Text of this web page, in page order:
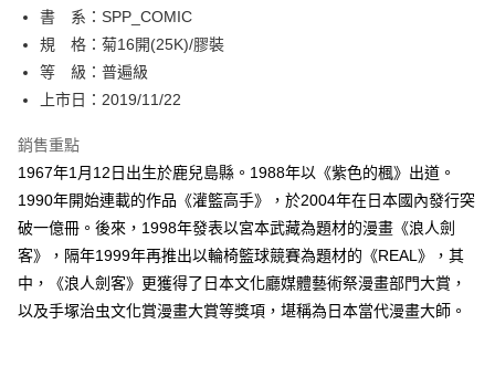
３．安心：先確認商品／服務後，再付款。
【「AFTEE先享後付」結帳流程】
１．於結帳方式選擇「AFTEE先享後付」後，將跳轉至「AFTEE先享後付」
結帳頁面，進行簡訊認證並確認金額後，即可完成結帳。
２．訂單成立數日內，您將收到繳費通知簡訊。
ATM／網路銀行／等多元方式進行付款，方視為交易完成。
※ 請注意：結帳手續完成當下不需立刻繳費，但若您需要取消訂單，請聯絡
購買商品的店家。未經商家同意取消之訂單仍視為有效，需透過AFTEE先享
後付繳納相關費用。
※ 交易是否成功請以「AFTEE先享後付 」之結帳頁面顯示為準，若有關於
是否繳費成功／繳費後需取消欲退款等相關疑問，請聯繫「AFTEE先享後付
【注意事項】
全家取貨付款
每筆NT$80，滿NT$500(含以上)免運費
付款後全家取貨
每筆NT$80，滿NT$500(含以上)免運費
付款後萊爾富取貨
每筆NT$80，滿NT$500(含以上)免運費
7-11取貨付款
書 系：SPP_COMIC
規 格：菊16開(25K)/膠裝
等 級：普遍級
上市日：2019/11/22
銷售重點
1967年1月12日出生於鹿兒島縣。1988年以《紫色的楓》出道。
1990年開始連載的作品《灌籃高手》，於2004年在日本國內發行突
破一億冊。後來，1998年發表以宮本武藏為題材的漫畫《浪人劍
客》，隔年1999年再推出以輪椅籃球競賽為題材的《REAL》，其
中，《浪人劍客》更獲得了日本文化廳媒體藝術祭漫畫部門大賞，
以及手塚治虫文化賞漫畫大賞等獎項，堪稱為日本當代漫畫大師。